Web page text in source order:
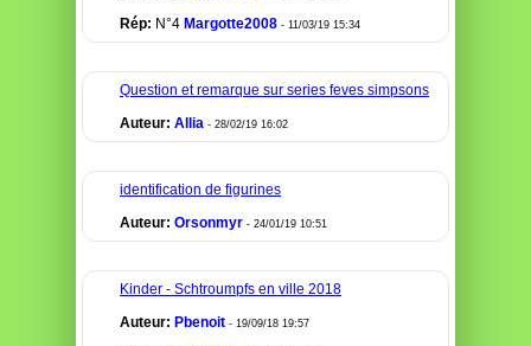
Rép: N°4 Margotte2008 - 11/03/19 15:34
Question et remarque sur series feves simpsons
Auteur: Allia - 28/02/19 16:02
identification de figurines
Auteur: Orsonmyr - 24/01/19 10:51
Kinder - Schtroumpfs en ville 2018
Auteur: Pbenoit - 19/09/18 19:57